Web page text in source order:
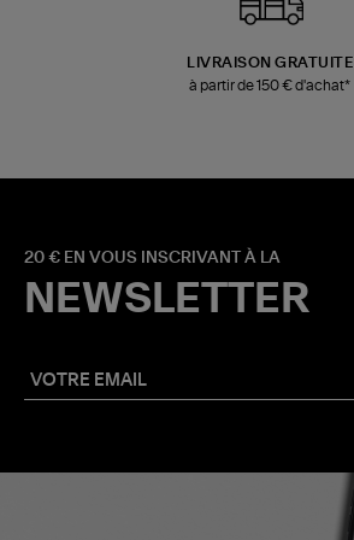
LIVRAISON GRATUITE
à partir de 150 € d'achat*
20 € EN VOUS INSCRIVANT À LA
NEWSLETTER